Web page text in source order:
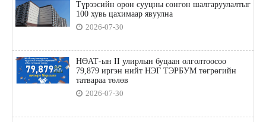
Түрээсийн орон сууцны сонгон шалгаруулалтыг
100 хувь цахимаар явуулна
2026-07-30
НӨАТ-ын II улирлын буцаан олголтоосоо
79,879 иргэн нийт НЭГ ТЭРБУМ төгрөгийн
татвараа төлөв
2026-07-30